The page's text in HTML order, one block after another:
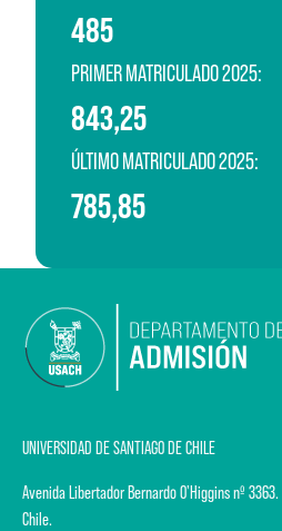
485
PRIMER MATRICULADO 2025:
843,25
ÚLTIMO MATRICULADO 2025:
785,85
UNIVERSIDAD DE SANTIAGO DE CHILE
Avenida Libertador Bernardo O'Higgins nº
Chile.